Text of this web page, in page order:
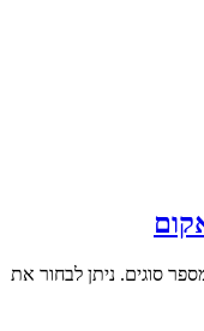
סוגים. ניתן לבחור את